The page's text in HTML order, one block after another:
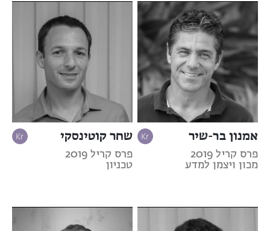
אמנון בר-שיר
פרס קריל 2019
מכון ויצמן למדע
שחר קוטינסקי
פרס קריל 2019
טכניון